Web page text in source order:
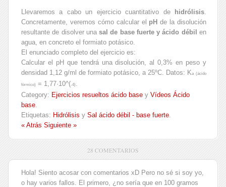
Llevaremos a cabo un ejercicio cuantitativo de hidrólisis.
Concretamente, veremos cómo calcular el pH de la disolución
resultante de disolver unasal de base fuerte y ácido débilen
agua, en concreto el formiato potásico.
El enunciado completo del ejercicio es:
Calcular el pH que tendrá una disolución, al 0,3% en peso y
densidad 1,12 g/ml de formiato potásico, a 25ºC. Datos: Ka (ácido
fórmico) = 1,77·10^(-4) .
Category: Ejercicios resueltos ácido base y Vídeos Ácido
base.
Etiquetas: Hidrólisis y Sal ácido débil - base fuerte.
« Atrás Siguiente »
28 COMENTARIOS
Hola! Siento acosar con comentarios xD Pero no sé si soy yo,
o hay varios fallos. El primero, ¿no sería que en 100 gramos